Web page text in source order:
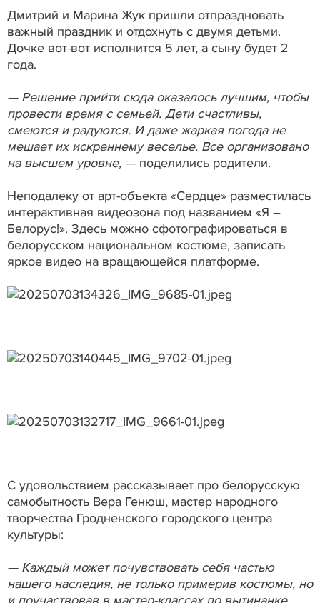
Дмитрий и Марина Жук пришли отпраздновать
важный праздник и отдохнуть с двумя детьми.
Дочке вот-вот исполнится 5 лет, а сыну будет 2
года.
— Решение прийти сюда оказалось лучшим, чтобы
провести время с семьей. Дети счастливы,
смеются и радуются. И даже жаркая погода не
мешает их искреннему веселье. Все организовано
на высшем уровне, —поделились родители.
Неподалеку от арт-объекта «Сердце» разместилась
интерактивная видеозона под названием «Я –
Белорус!». Здесь можно сфотографироваться в
белорусском национальном костюме, записать
яркое видео на вращающейся платформе.
С удовольствием рассказывает про белорусскую
самобытность Вера Генюш, мастер народного
творчества Гродненского городского центра
культуры:
— Каждый может почувствовать себя частью
нашего наследия, не только примерив костюмы, но